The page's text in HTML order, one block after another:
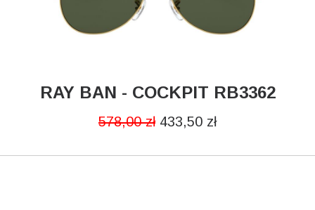
DODAJ DO KOSZYKA
RAY BAN - COCKPIT RB3362
578,00zł 433,50 zł